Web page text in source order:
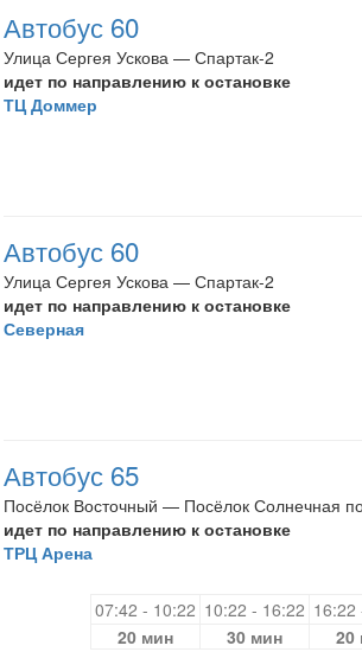
Автобус 60
Улица Сергея Ускова — Спартак-2
идет по направлению к остановке
ТЦ Доммер
Автобус 60
Улица Сергея Ускова — Спартак-2
идет по направлению к остановке
Северная
Автобус 65
Посёлок Восточный — Посёлок Солнечная
идет по направлению к остановке
ТРЦ Арена
07:42 - 10:22 10:22 - 16:22 16:22
20 мин
30 мин 20